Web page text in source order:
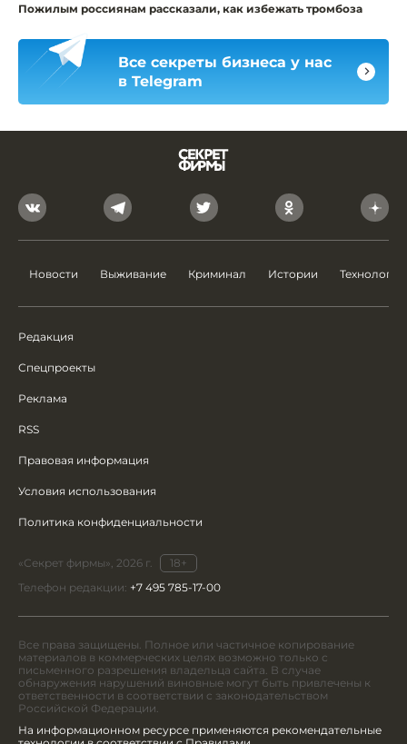
Пожилым россиянам рассказали, как избежать тромбоза
Все секреты бизнеса у нас
в Telegram
Новости Выживание Криминал Истории Технологии
Редакция
Спецпроекты
Реклама
RSS
Правовая информация
Условия использования
Политика конфиденциальности
«Секрет фирмы», 2026 г.
18+
Телефон редакции: +7 495 785-17-00
Все права защищены. Полное или частичное копирование
материалов в коммерческих целях возможно только с
письменного разрешения владельца сайта. В случае
обнаружения нарушений виновные могут быть привлечены к
ответственности в соответствии с законодательством
Российской Федерации.
На информационном ресурсе применяются рекомендательные